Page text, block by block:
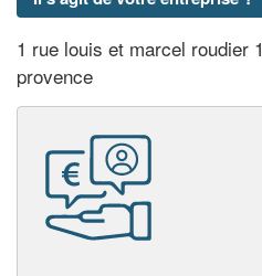
1 rue louis et marcel roudier
provence